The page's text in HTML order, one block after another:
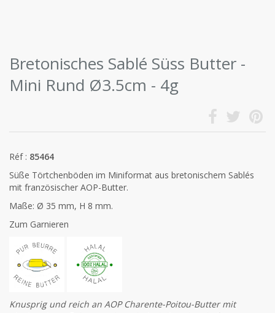
Bretonisches Sablé Süss Butter -
Mini Rund Ø3.5cm - 4g
Réf : 85464
Süße Törtchenböden im Miniformat aus bretonischem Sablés
mit französischer AOP-Butter.
Maße: Ø 35 mm, H 8 mm.
Zum Garnieren
Knusprig und reich an AOP Charente-Poitou-Butter mit